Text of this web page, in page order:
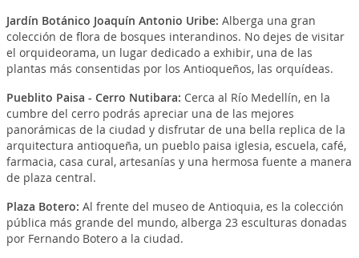
Jardín Botánico Joaquín Antonio Uribe: Alberga una gran
colección de flora de bosques interandinos. No dejes de visitar
el orquideorama, un lugar dedicado a exhibir, una de las
plantas más consentidas por los Antioqueños, las orquídeas.
Pueblito Paisa - Cerro Nutibara: Cerca al Río Medellín, en la
cumbre del cerro podrás apreciar una de las mejores
panorámicas de la ciudad y disfrutar de una bella replica de la
arquitectura antioqueña, un pueblo paisa iglesia, escuela, café,
farmacia, casa cural, artesanías y una hermosa fuente a manera
de plaza central.
Plaza Botero: Al frente del museo de Antioquia, es la colección
pública más grande del mundo, alberga 23 esculturas donadas
por Fernando Botero a la ciudad.